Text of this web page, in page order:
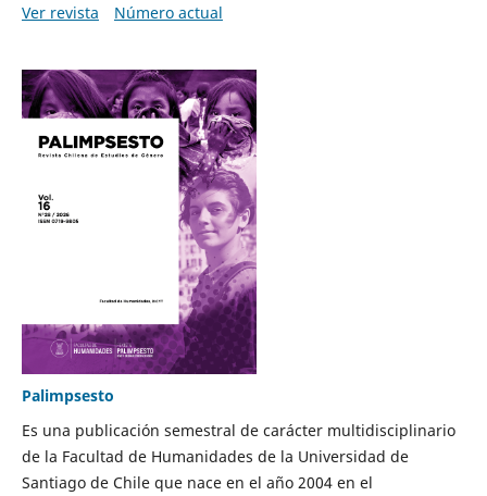
Ver revista
Número actual
Palimpsesto
Es una publicación semestral de carácter multidisciplinario
de la Facultad de Humanidades de la Universidad de
Santiago de Chile que nace en el año 2004 en el